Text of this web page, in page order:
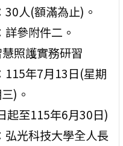
30人(額滿為止)。
詳參附件二。
照護實務研習
115年7月13日(星期
)。
起至115年6月30日)
弘光科技大學全人長